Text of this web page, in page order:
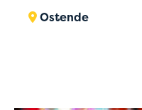
Ostende